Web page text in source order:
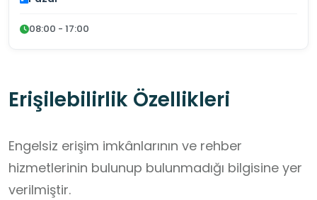
08:00 - 17:00
Erişilebilirlik Özellikleri
Engelsiz erişim imkânlarının ve rehber
hizmetlerinin bulunup bulunmadığı bilgisine yer
verilmiştir.